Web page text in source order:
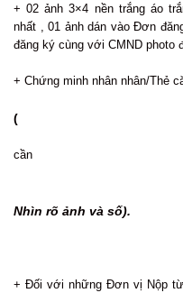
+ 02 ảnh 3×4 nền trắng áo
nhất , 01 ảnh dán vào Đơn
đăng ký cùng với CMND photo
+ Chứng minh nhân nhân/Thẻ
(
cần
Nhìn rõ ảnh và số).
+ Đối với những Đơn vị Nộp